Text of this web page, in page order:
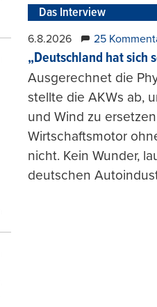
Das Interview
6.8.2026 25
„Deutschland hat sich
Ausgerechnet die
stellte die AKWs ab,
und Wind zu
Wirtschaftsmotor
nicht. Kein Wunder,
deutschen